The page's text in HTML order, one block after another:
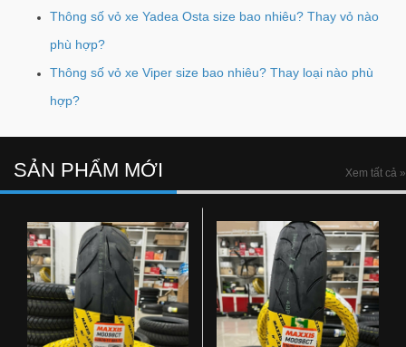
Thông số vỏ xe Yadea Osta size bao nhiêu? Thay vỏ nào
phù hợp?
Thông số vỏ xe Viper size bao nhiêu? Thay loại nào phù
hợp?
SẢN PHẨM MỚI Xem tất cả »